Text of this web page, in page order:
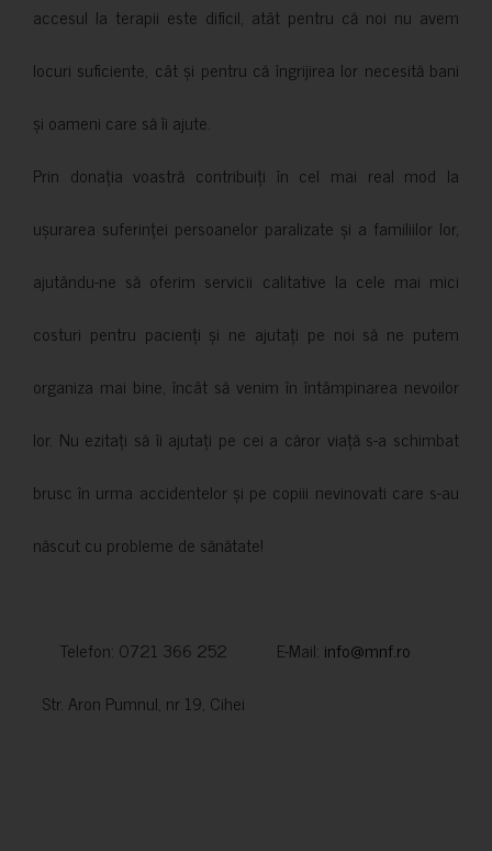
accesul la terapii este dificil, atât pentru că noi nu avem
locuri suficiente, cât și pentru că îngrijirea lor necesită bani
și oameni care să îi ajute.
Prin donația voastră contribuiți în cel mai real mod la
ușurarea suferinței persoanelor paralizate și a familiilor lor,
ajutându-ne să oferim servicii calitative la cele mai mici
costuri pentru pacienți și ne ajutați pe noi să ne putem
organiza mai bine, încât să venim în întâmpinarea nevoilor
lor. Nu ezitați să îi ajutați pe cei a căror viață s-a schimbat
brusc în urma accidentelor și pe copiii nevinovati care s-au
născut cu probleme de sănătate!
Telefon: 0721 366 252 E-Mail: info@mnf.ro
Str. Aron Pumnul, nr 19, Cihei